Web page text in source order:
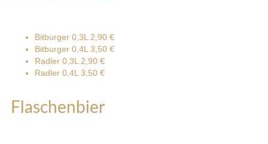
Bitburger 0,3L 2,90 €
Bitburger 0,4L 3,50 €
Radler 0,3L 2,90 €
Radler 0,4L 3,50 €
Flaschenbier